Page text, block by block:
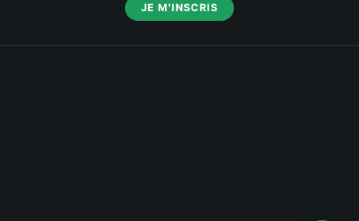
JE M'INSCRIS